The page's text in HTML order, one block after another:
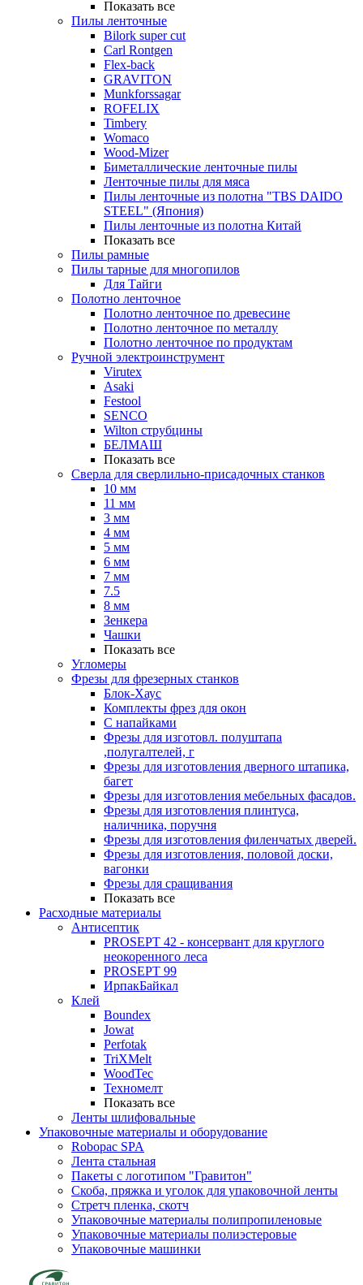
Показать все
Пилы ленточные
Bilork super cut
Carl Rontgen
Flex-back
GRAVITON
Munkforssagar
ROFELIX
Timbery
Womaco
Wood-Mizer
Биметаллические ленточные пилы
Ленточные пилы для мяса
Пилы ленточные из полотна "TBS DAIDO
STEEL" (Япония)
Пилы ленточные из полотна Китай
Показать все
Пилы рамные
Пилы тарные для многопилов
Для Тайги
Полотно ленточное
Полотно ленточное по древесине
Полотно ленточное по металлу
Полотно ленточное по продуктам
Ручной электроинструмент
Virutex
Asaki
Festool
SENCO
Wilton струбцины
БЕЛМАШ
Показать все
Сверла для сверлильно-присадочных станков
10 мм
11 мм
3 мм
4 мм
5 мм
6 мм
7 мм
7.5
8 мм
Зенкера
Чашки
Показать все
Угломеры
Фрезы для фрезерных станков
Блок-Хаус
Комплекты фрез для окон
С напайками
Фрезы для изготовл. полуштапа
,полугалтелей, г
Фрезы для изготовления дверного штапика,
багет
Фрезы для изготовления мебельных фасадов.
Фрезы для изготовления плинтуса,
наличника, поручня
Фрезы для изготовления филенчатых дверей.
Фрезы для изготовления, половой доски,
вагонки
Фрезы для сращивания
Показать все
Расходные материалы
Антисептик
PROSEPT 42 - консервант для круглого
неокоренного леса
PROSEPT 99
ИрпакБайкал
Клей
Boundex
Jowat
Perfotak
TriXMelt
WoodTec
Техномелт
Показать все
Ленты шлифовальные
Упаковочные материалы и оборудование
Robopac SPA
Лента стальная
Пакеты с логотипом "Гравитон"
Скоба, пряжка и уголок для упаковочной ленты
Стретч пленка, скотч
Упаковочные материалы полипропиленовые
Упаковочные материалы полиэстеровые
Упаковочные машинки